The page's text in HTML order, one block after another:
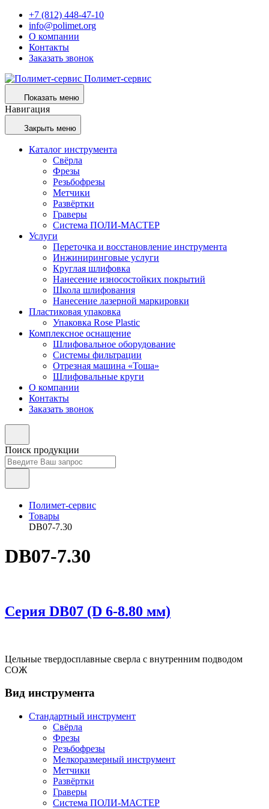
+7 (812) 448-47-10
info@polimet.org
О компании
Контакты
Заказать звонок
Полимет-сервис
Показать меню
Навигация
Закрыть меню
Каталог инструмента
Свёрла
Фрезы
Резьбофрезы
Метчики
Развёртки
Граверы
Система ПОЛИ-МАСТЕР
Услуги
Переточка и восстановление инструмента
Инжиниринговые услуги
Круглая шлифовка
Нанесение износостойких покрытий
Школа шлифования
Нанесение лазерной маркировки
Пластиковая упаковка
Упаковка Rose Plastic
Комплексное оснащение
Шлифовальное оборудование
Системы фильтрации
Отрезная машина «Тоша»
Шлифовальные круги
О компании
Контакты
Заказать звонок
Поиск продукции
Полимет-сервис
Товары
DB07-7.30
DB07-7.30
Серия DВ07 (D 6-8.80 мм)
Цельные твердосплавные сверла с внутренним подводом
СОЖ
Вид инструмента
Стандартный инструмент
Свёрла
Фрезы
Резьбофрезы
Мелкоразмерный инструмент
Метчики
Развёртки
Граверы
Система ПОЛИ-МАСТЕР